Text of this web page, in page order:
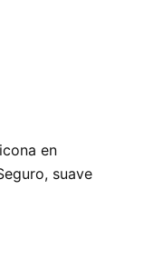
en
suave